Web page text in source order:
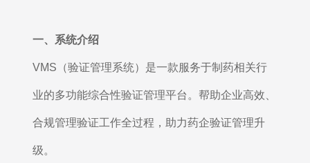
一、系统介绍
VMS（验证管理系统）是一款服务于制药相关行
业的多功能综合性验证管理平台。帮助企业高效、
合规管理验证工作全过程，助力药企验证管理升
级。